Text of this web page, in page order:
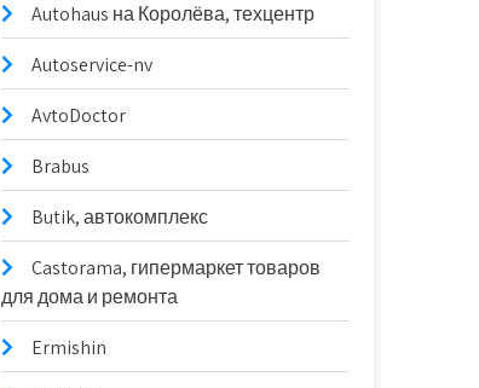
Autohaus на Королёва, техцентр
Autoservice-nv
AvtoDoctor
Brabus
Butik, автокомплекс
Castorama, гипермаркет товаров
для дома и ремонта
Ermishin